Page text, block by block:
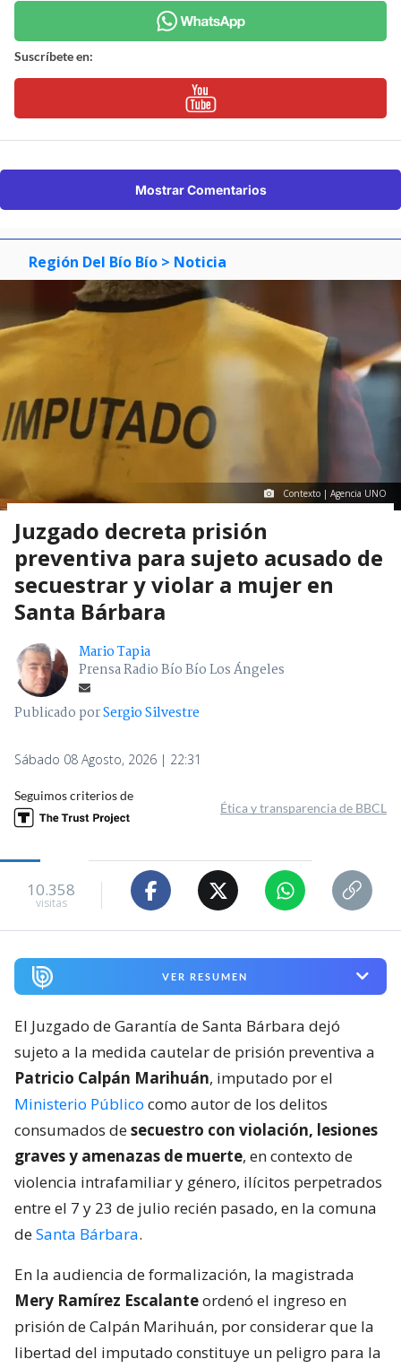
Suscríbete en:
Mostrar Comentarios
Región Del Bío Bío > Noticia
Contexto | Agencia UNO
Juzgado decreta prisión
preventiva para sujeto acusado de
secuestrar y violar a mujer en
Santa Bárbara
Mario Tapia
Prensa Radio Bío Bío Los Ángeles
Publicado porSergio Silvestre
Sábado 08 Agosto, 2026 | 22:31
Seguimos criterios de
Ética y transparencia de BBCL
10.358
visitas
VER RESUMEN
El Juzgado de Garantía de Santa Bárbara dejó
sujeto a la medida cautelar de prisión preventiva a
Patricio Calpán Marihuán, imputado por el
Ministerio Público como autor de los delitos
consumados desecuestro con violación, lesiones
graves y amenazas de muerte, en contexto de
violencia intrafamiliar y género, ilícitos perpetrados
entre el 7 y 23 de julio recién pasado, en la comuna
deSanta Bárbara.
En la audiencia de formalización, la magistrada
Mery Ramírez Escalanteordenó el ingreso en
prisión de Calpán Marihuán, por considerar que la
libertad del imputado constituye un peligro para la